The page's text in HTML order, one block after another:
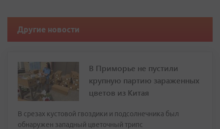
Другие новости
В Приморье не пустили
крупную партию зараженных
цветов из Китая
В срезах кустовой гвоздики и подсолнечника был
обнаружен западный цветочный трипс